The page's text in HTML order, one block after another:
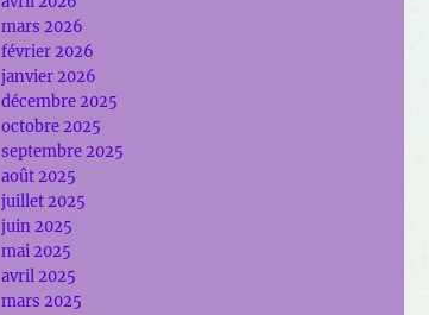
mars 2026
février 2026
janvier 2026
décembre 2025
octobre 2025
septembre 2025
août 2025
juillet 2025
juin 2025
mai 2025
avril 2025
mars 2025